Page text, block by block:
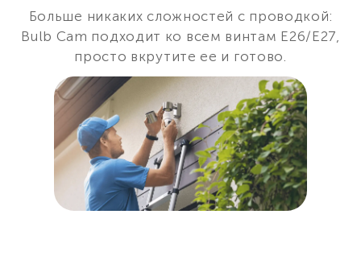
Больше никаких сложностей с проводкой:
Bulb Cam подходит ко всем винтам E26/E27,
просто вкрутите ее и готово.